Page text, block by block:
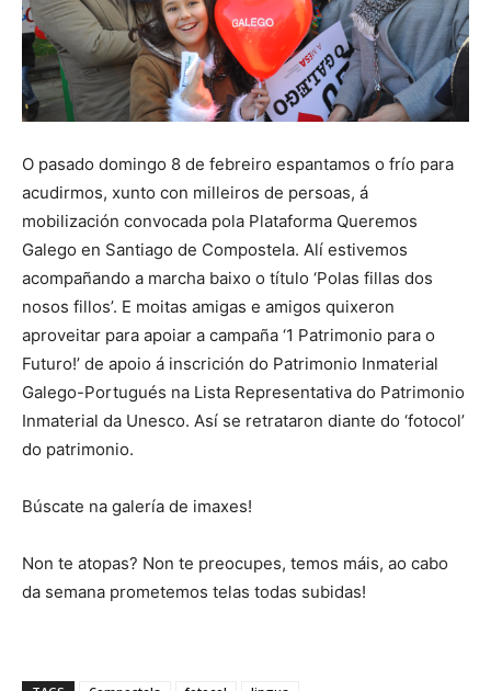
O pasado domingo 8 de febreiro espantamos o frío para
acudirmos, xunto con milleiros de persoas, á
mobilización convocada pola Plataforma Queremos
Galego en Santiago de Compostela. Alí estivemos
acompañando a marcha baixo o título ‘Polas fillas dos
nosos fillos’. E moitas amigas e amigos quixeron
aproveitar para apoiar a campaña ‘1 Patrimonio para o
Futuro!’ de apoio á inscrición do Patrimonio Inmaterial
Galego-Portugués na Lista Representativa do Patrimonio
Inmaterial da Unesco. Así se retrataron diante do ‘fotocol’
do patrimonio.
Búscate na galería de imaxes!
Non te atopas? Non te preocupes, temos máis, ao cabo
da semana prometemos telas todas subidas!